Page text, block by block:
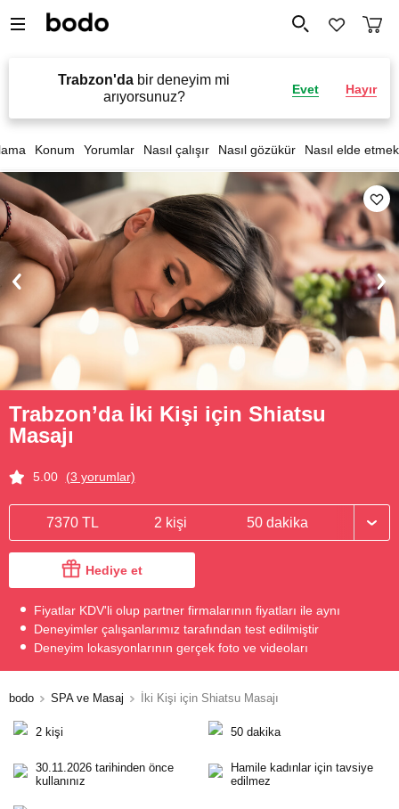
Trabzon'da bir deneyim mi
arıyorsunuz?
Evet Hayır
Konum Yorumlar Nasıl çalışır Nasıl gözükür Nasıl elde etmek
Trabzon’da İki Kişi için Shiatsu
Masajı
5.00 (3 yorumlar)
7370 TL 2 kişi 50 dakika
Hediye et
Fiyatlar KDV'li olup partner firmalarının fiyatları ile aynı
Deneyimler çalışanlarımız tarafından test edilmiştir
Deneyim lokasyonlarının gerçek foto ve videoları
bodo SPA ve Masaj İki Kişi için Shiatsu Masajı
2 kişi 50 dakika
30.11.2026 tarihinden önce
kullanınız
Hamile kadınlar için tavsiye
edilmez